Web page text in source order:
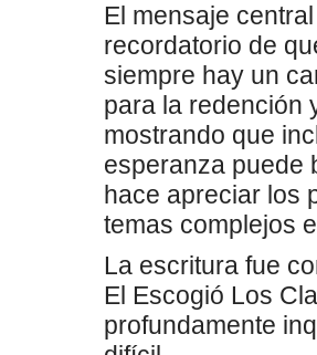
El mensaje
recordatorio de
siempre hay un
para la redención
mostrando que
esperanza puede
hace apreciar los
temas complejos
La escritura fue
El Escogió Los
profundamente